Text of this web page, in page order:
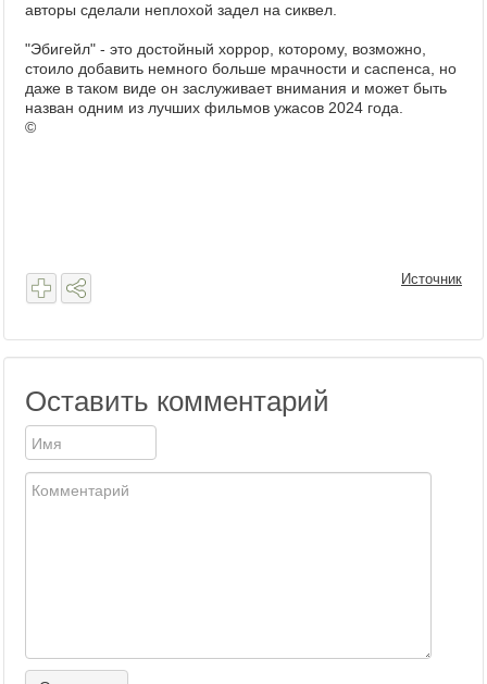
авторы сделали неплохой задел на сиквел.
"Эбигейл" - это достойный хоррор, которому, возможно,
стоило добавить немного больше мрачности и саспенса, но
даже в таком виде он заслуживает внимания и может быть
назван одним из лучших фильмов ужасов 2024 года.
©
Источник
Оставить комментарий